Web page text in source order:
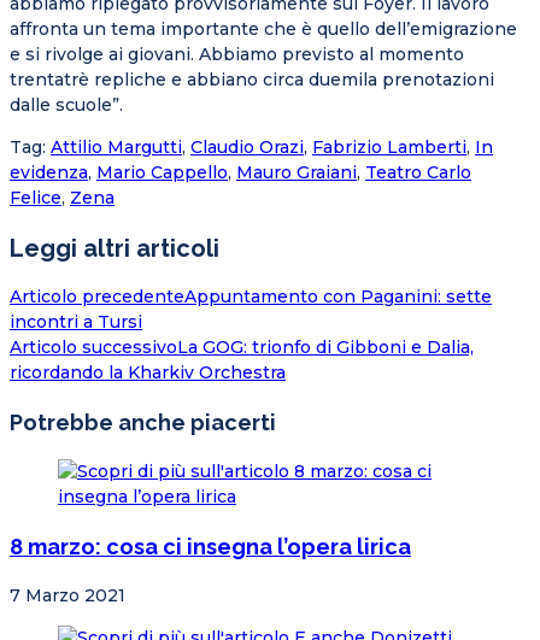
affronta un tema importante che è quello dell’emigrazione
e si rivolge ai giovani. Abbiamo previsto al momento
trentatrè repliche e abbiano circa duemila prenotazioni
dalle scuole”.
Tag: Attilio Margutti, Claudio Orazi, Fabrizio Lamberti, In
evidenza, Mario Cappello, Mauro Graiani, Teatro Carlo
Felice, Zena
Leggi altri articoli
Articolo precedenteAppuntamento con Paganini: sette
incontri a Tursi
Articolo successivoLa GOG: trionfo di Gibboni e Dalia,
ricordando la Kharkiv Orchestra
Potrebbe anche piacerti
8 marzo: cosa ci insegna l’opera lirica
7 Marzo 2021